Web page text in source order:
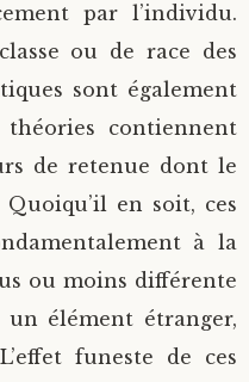
par l’individu.
ou de race des
sont également
théories contiennent
de retenue dont le
en soit, ces
à la
ou moins différente
un élément étranger,
funeste de ces